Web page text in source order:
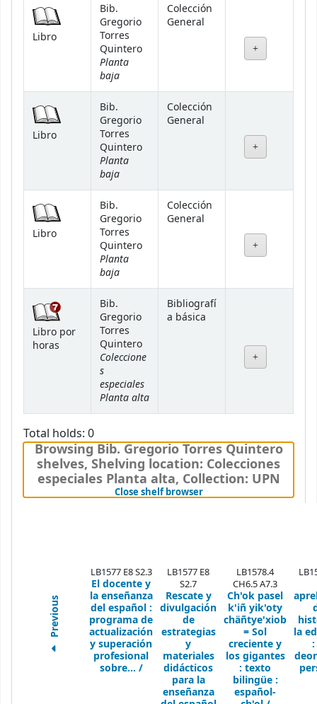
Libro
Bib.
Gregorio
Torres
Quintero
Planta
baja
Colección
General
Libro
Bib.
Gregorio
Torres
Quintero
Planta
baja
Colección
General
Libro
Bib.
Gregorio
Torres
Quintero
Planta
baja
Colección
General
Libro por
horas
Bib.
Gregorio
Torres
Quintero
Coleccione
s
especiales
Planta alta
Bibliografí
a básica
Total holds: 0
Browsing Bib. Gregorio Torres Quintero
shelves, Shelving location: Colecciones
especiales Planta alta, Collection: UPN
Close shelf browser(Hides shelf browser)
Previous
LB1577 E8 S2.3
El docente y
la enseñanza
del español :
programa de
actualización
y superación
profesional
sobre... /
LB1577 E8
S2.7
Rescate y
divulgación
de
estrategias
y
materiales
didácticos
para la
enseñanza
LB1578.4
CH6.5 A7.3
Ch'ok pasel
k'iñ yik'oty
chäñtye'xiob
= Sol
creciente y
los gigantes
: texto
bilingüe :
español-
la
: